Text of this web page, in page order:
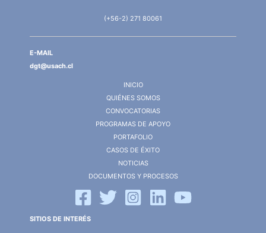
(+56-2) 271 80061
E-MAIL
dgt@usach.cl
INICIO
QUIÉNES SOMOS
CONVOCATORIAS
PROGRAMAS DE APOYO
PORTAFOLIO
CASOS DE ÉXITO
NOTICIAS
DOCUMENTOS Y PROCESOS
SITIOS DE INTERÉS